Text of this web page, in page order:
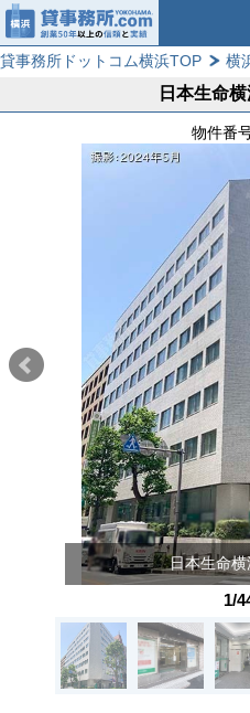
貸事務所ドットコム横浜TOP 横
日本生命
物件番
日本生命
1/